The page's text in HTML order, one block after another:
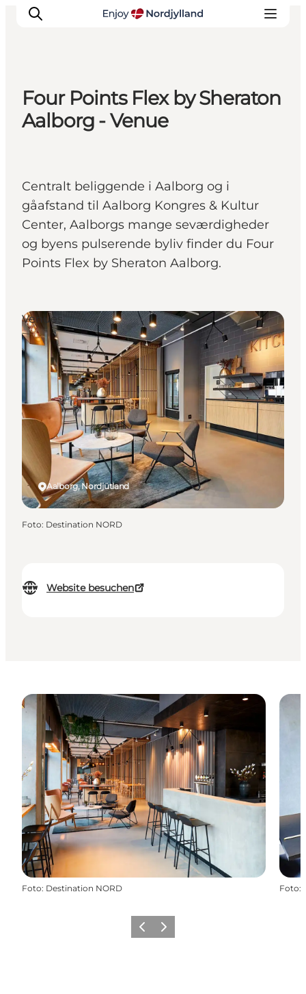
Erlebnisse
Reiseplanung
Veranstaltungen
Für Kinder
Four Points Flex by Sheraton
Aalborg - Venue
Centralt beliggende i Aalborg og i
gåafstand til Aalborg Kongres & Kultur
Center, Aalborgs mange seværdigheder
og byens pulserende byliv finder du Four
Points Flex by Sheraton Aalborg.
Website besuchen
Aalborg, Nordjütland
Venues
Foto: Destination NORD
Foto: Destination NORD Foto:
ZurückWeiter